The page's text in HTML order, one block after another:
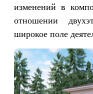
изменений в
отношении
широкое поле